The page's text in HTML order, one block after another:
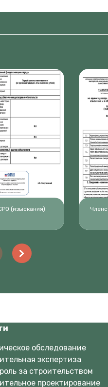
(изыскания)
обследование
экспертиза
за строительством
проектирование